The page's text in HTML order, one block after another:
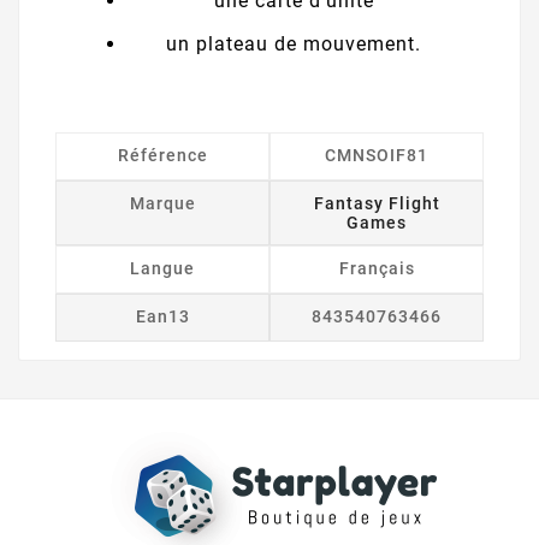
un plateau de mouvement.
Référence CMNSOIF81
Marque
Fantasy Flight
Games
Langue Français
Ean13 843540763466